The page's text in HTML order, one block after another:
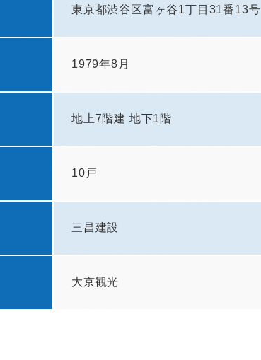
東京都渋谷区富ヶ谷1丁目31番13号
1979年8月
地上7階建 地下1階
10戸
三昌建設
大京観光